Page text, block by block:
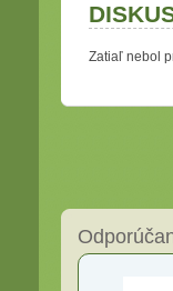
Zatiaľ nebol